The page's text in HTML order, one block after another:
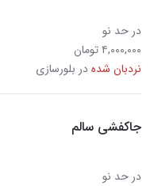
در حد نو
۴,۰۰۰,۰۰۰ تومان
نردبان شدهدر بلورسازی
جاکفشی سالم
در حد نو